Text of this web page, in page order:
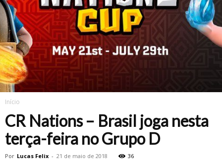
Início
CR Nations – Brasil joga nesta
terça-feira no Grupo D
Por Lucas Felix - 21 de maio de 2018 36